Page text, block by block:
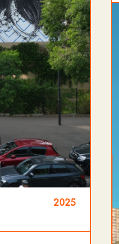
2025